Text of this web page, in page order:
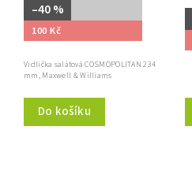
–40 %
100 Kč
Do košíku
Vidlička salátová COSMOPOLITAN 234
mm, Maxwell & Williams